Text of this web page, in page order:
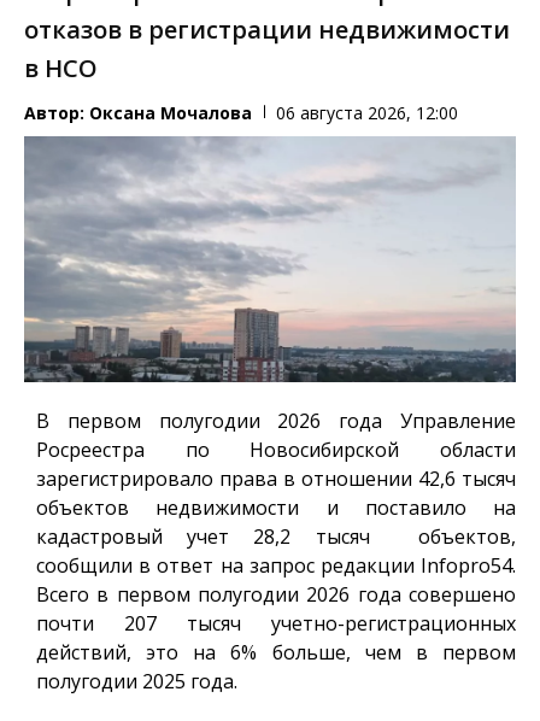
отказов в регистрации недвижимости
в НСО
Автор: Оксана Мочалова 06 августа 2026, 12:00
В первом полугодии 2026 года Управление
Росреестра по Новосибирской области
зарегистрировало права в отношении 42,6 тысяч
объектов недвижимости и поставило на
кадастровый учет 28,2 тысяч объектов,
сообщили в ответ на запрос редакции Infopro54.
Всего в первом полугодии 2026 года совершено
почти 207 тысяч учетно-регистрационных
действий, это на 6% больше, чем в первом
полугодии 2025 года.